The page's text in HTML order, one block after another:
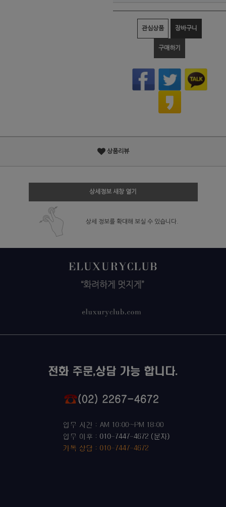
관심상품 장바구니
구매하기
상품리뷰
상세정보 새창 열기
상세 정보를 확대해 보실 수 있습니다.